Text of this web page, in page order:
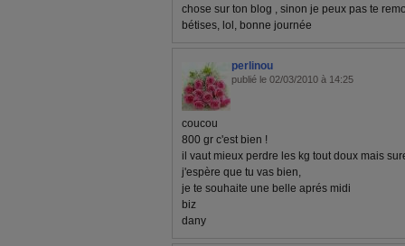
chose sur ton blog , sinon je peux pas te
bétises, lol, bonne journée
perlinou
publié le 02/03/2010 à 14:25
coucou
800 gr c'est bien !
il vaut mieux perdre les kg tout doux mais
j'espère que tu vas bien,
je te souhaite une belle aprés midi
biz
dany